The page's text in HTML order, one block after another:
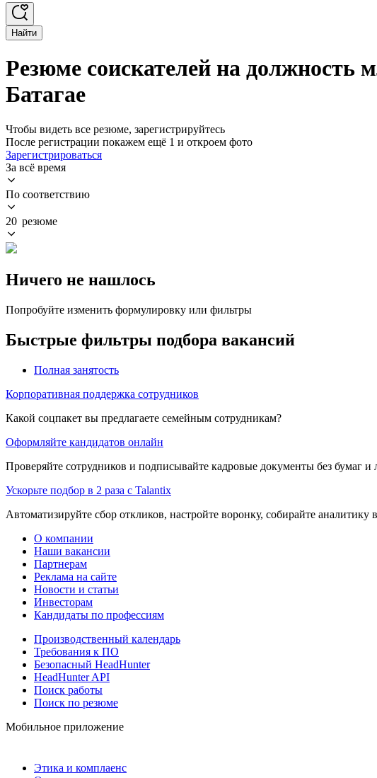
Найти
Резюме соискателей на должность
Батагае
Чтобы видеть все резюме, зарегистрируйтесь
После регистрации покажем ещё 1 и откроем фото
Зарегистрироваться
За всё время
По соответствию
20 резюме
Ничего не нашлось
Попробуйте изменить формулировку или фильтры
Быстрые фильтры подбора вакансий
Полная занятость
Корпоративная поддержка сотрудников
Какой соцпакет вы предлагаете семейным сотрудникам?
Оформляйте кандидатов онлайн
Проверяйте сотрудников и подписывайте кадровые документы без бумаг и
Ускорьте подбор в 2 раза с Talantix
Автоматизируйте сбор откликов, настройте воронку, собирайте аналитику
О компании
Наши вакансии
Партнерам
Реклама на сайте
Новости и статьи
Инвесторам
Кандидаты по профессиям
Производственный календарь
Требования к ПО
Безопасный HeadHunter
HeadHunter API
Поиск работы
Поиск по резюме
Мобильное приложение
Этика и комплаенс